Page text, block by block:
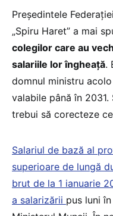
Președintele
„Spiru Haret” a mai
colegilor care au
salariile lor îngheață.
domnul ministru
valabile până în
trebui să corecteze
Salariul de bază al
superioare de lungă
brut de la 1 ianuarie
a salarizării pus luni